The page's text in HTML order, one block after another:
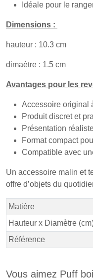
Idéale pour le
Dimensions :
hauteur : 10.3 cm
dimaètre : 1.5 cm
Avantages pour les
Accessoire original
Produit discret et
Présentation
Format compact
Compatible avec
Un accessoire malin et
offre d’objets du
Matière
Hauteur x Diamètre
Référence
Vous aimez Puff